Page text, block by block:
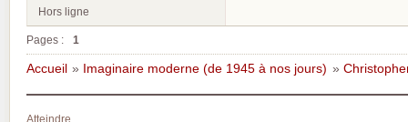
Hors ligne
Pages : 1
Accueil » Imaginaire moderne (de 1945 à nos jours) »
Atteindre